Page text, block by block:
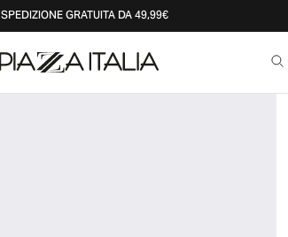
SPEDIZIONE GRATUITA DA 49,99€